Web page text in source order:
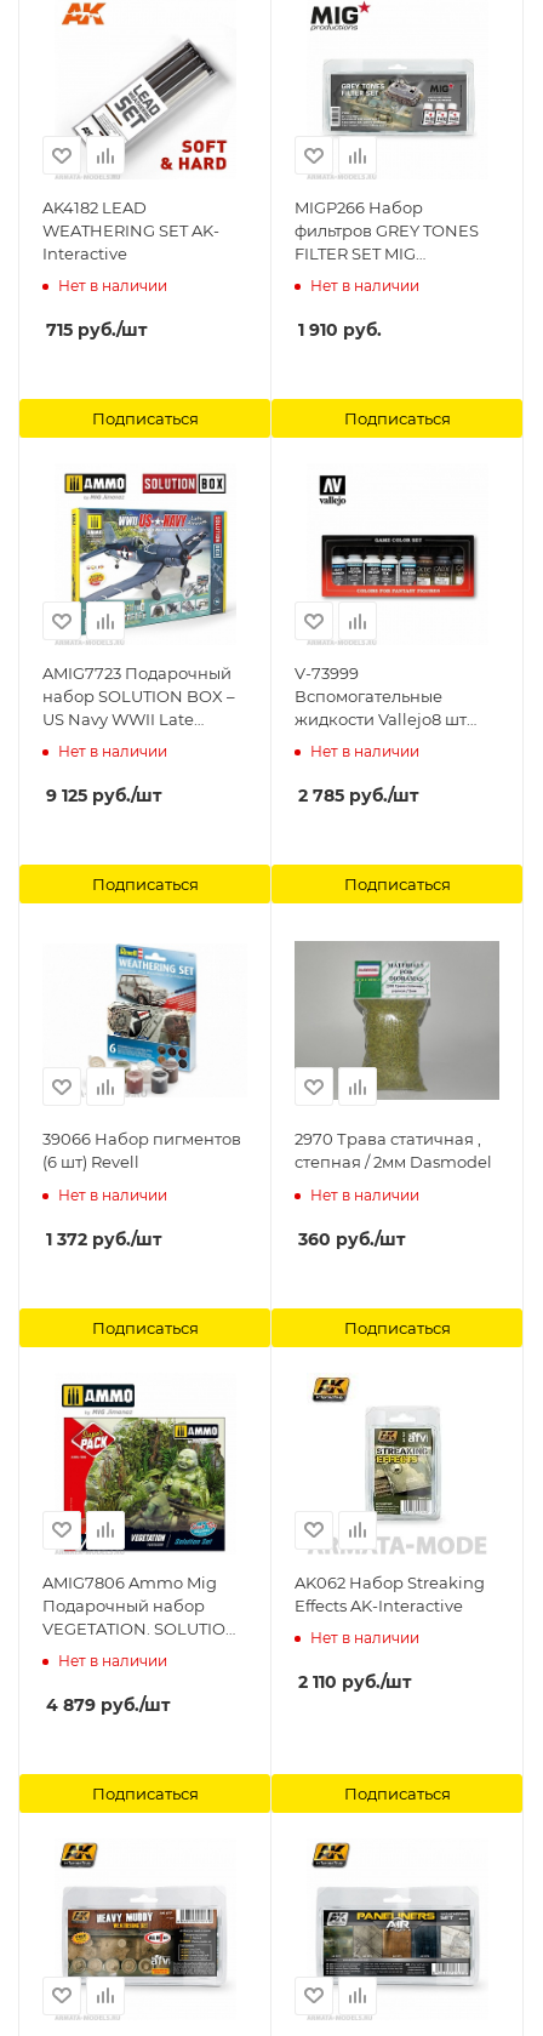
AK4182 LEAD
WEATHERING SET AK-
Interactive
Нет в наличии
715 руб./шт
Подписаться
MIGP266 Набор
фильтров GREY TONES
FILTER SET MIG
Productions
Нет в наличии
1 910 руб.
Подписаться
AMIG7723 Подарочный
набор SOLUTION BOX –
US Navy WWII Late
Ammo Mig
Нет в наличии
9 125 руб./шт
Подписаться
V-73999
Вспомогательные
жидкости Vallejo8 шт
набор Vallejo
Нет в наличии
2 785 руб./шт
Подписаться
39066 Набор пигментов
(6 шт) Revell
Нет в наличии
1 372 руб./шт
Подписаться
2970 Трава статичная ,
степная / 2мм Dasmodel
Нет в наличии
360 руб./шт
Подписаться
AMIG7806 Ammo Mig
Подарочный набор
VEGETATION. SOLUTION
SET Ammo Mig
Нет в наличии
4 879 руб./шт
Подписаться
AK062 Набор Streaking
Effects AK-Interactive
Нет в наличии
2 110 руб./шт
Подписаться